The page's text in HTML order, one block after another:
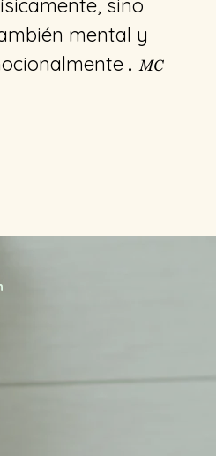
sino
mental y
. MC